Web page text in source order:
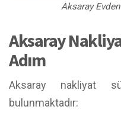
Aksaray
Aksaray
Adım
Aksaray nakliyat
bulunmaktadır: